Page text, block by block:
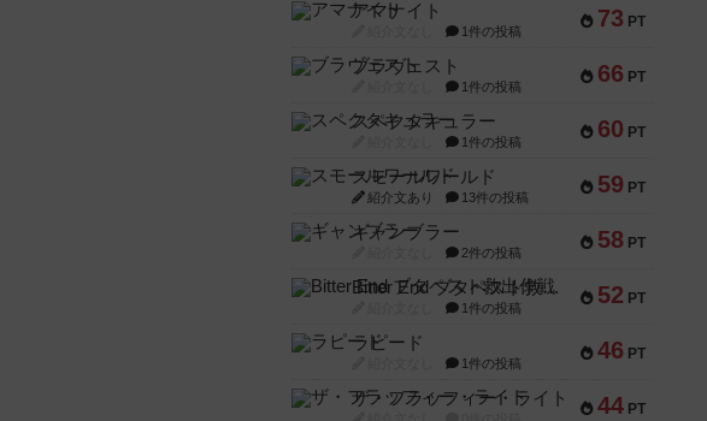
73 PT
アマナイト
1件の投稿
66 PT
ブラヴェスト
1件の投稿
60 PT
スペクタキュラー
1件の投稿
59 PT
スモールワールド
紹介文あり 13件の投稿
58 PT
ギャンブラー
2件の投稿
52 PT
Bitter End ブタペスト救出作戦
1件の投稿
46 PT
ラピード
1件の投稿
44 PT
ザ・フラッフィー・ライト